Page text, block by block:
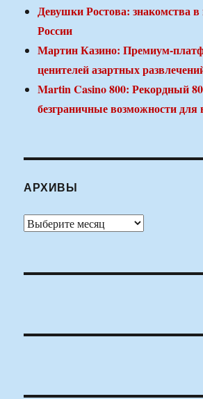
Девушки Ростова: знакомства
России
Мартин Казино: Премиум-
ценителей азартных
Martin Casino 800: Рекордный
безграничные возможности
АРХИВЫ
Архивы